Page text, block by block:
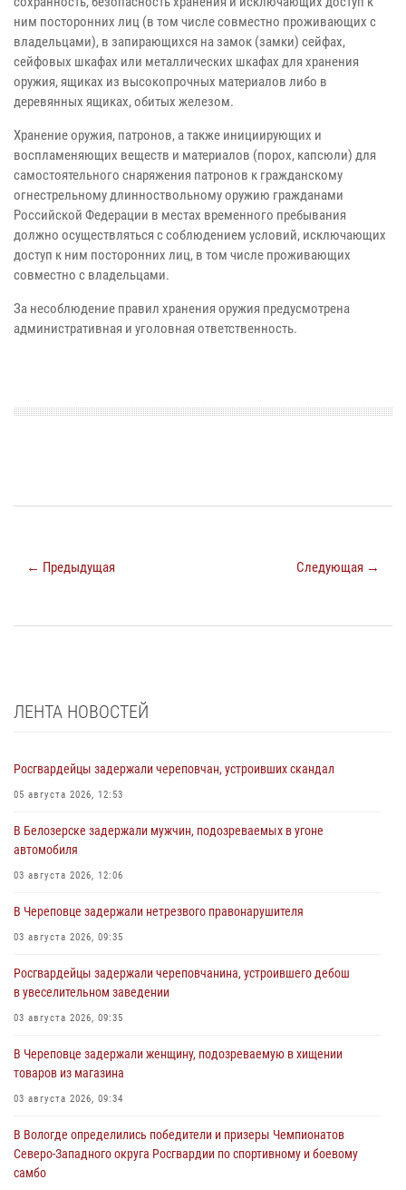
ним посторонних лиц (в том числе совместно проживающих с
владельцами), в запирающихся на замок (замки) сейфах,
сейфовых шкафах или металлических шкафах для хранения
оружия, ящиках из высокопрочных материалов либо в
деревянных ящиках, обитых железом.
Хранение оружия, патронов, а также инициирующих и
воспламеняющих веществ и материалов (порох, капсюли) для
самостоятельного снаряжения патронов к гражданскому
огнестрельному длинноствольному оружию гражданами
Российской Федерации в местах временного пребывания
должно осуществляться с соблюдением условий, исключающих
доступ к ним посторонних лиц, в том числе проживающих
совместно с владельцами.
За несоблюдение правил хранения оружия предусмотрена
административная и уголовная ответственность.
← Предыдущая Следующая →
ЛЕНТА НОВОСТЕЙ
Росгвардейцы задержали череповчан, устроивших скандал
05 августа 2026, 12:53
В Белозерске задержали мужчин, подозреваемых в угоне
автомобиля
03 августа 2026, 12:06
В Череповце задержали нетрезвого правонарушителя
03 августа 2026, 09:35
Росгвардейцы задержали череповчанина, устроившего дебош
в увеселительном заведении
03 августа 2026, 09:35
В Череповце задержали женщину, подозреваемую в хищении
товаров из магазина
03 августа 2026, 09:34
В Вологде определились победители и призеры Чемпионатов
Северо-Западного округа Росгвардии по спортивному и боевому
самбо